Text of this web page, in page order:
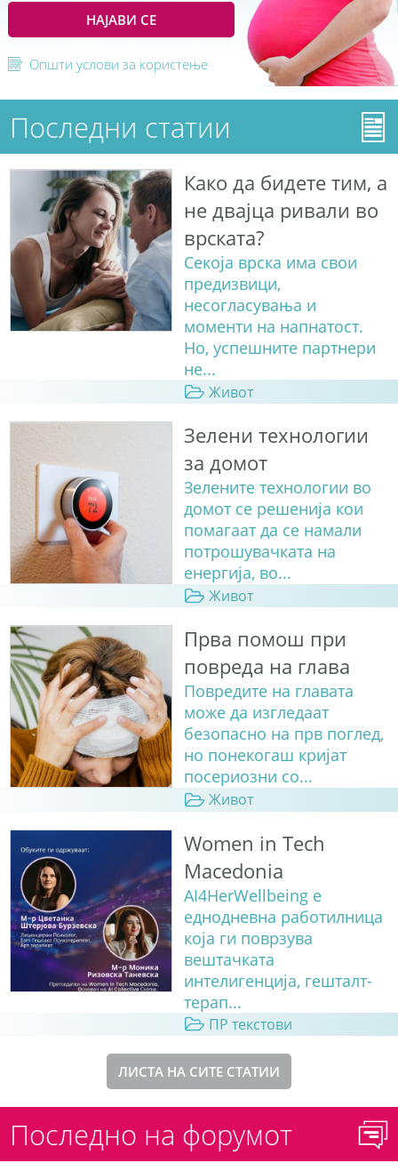
НАЈАВИ СЕ
Општи услови за користење
Последни статии
Како да бидете тим, а
не двајца ривали во
врската?
Секоја врска има свои
предизвици,
несогласувања и
моменти на напнатост.
Но, успешните партнери
не...
Живот
Зелени технологии
за домот
Зелените технологии во
домот се решенија кои
помагаат да се намали
потрошувачката на
енергија, во...
Живот
Прва помош при
повреда на глава
Повредите на главата
може да изгледаат
безопасно на прв поглед,
но понекогаш кријат
посериозни со...
Живот
Women in Tech
Macedonia
AI4HerWellbeing е
еднодневна работилница
која ги поврзува
вештачката
интелигенција, гешталт-
терап...
ПР текстови
ЛИСТА НА СИТЕ СТАТИИ
Последно на форумот